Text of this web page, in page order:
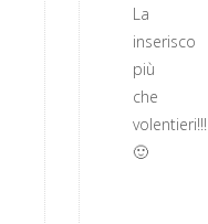
La
inserisco
più
che
volentieri!!!
🙂